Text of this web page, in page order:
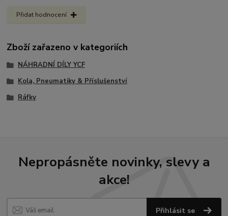
Přidat hodnocení
Zboží zařazeno v kategoriích
NÁHRADNÍ DÍLY YCF
Kola, Pneumatiky & Příslušenství
Ráfky
Nepropásněte novinky, slevy a
akce!
Přihlásit se